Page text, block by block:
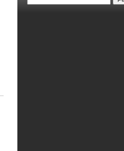
por: